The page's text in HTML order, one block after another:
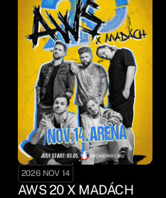
2026 NOV 14
AWS 20 X MADÁCH